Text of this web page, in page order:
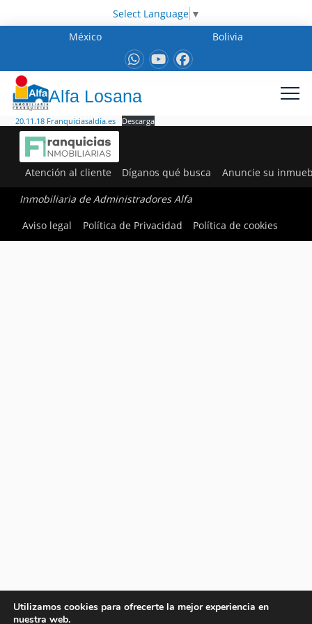
Select Language ▼
México
Bolivia
Alfa Losana
20.11.18 Franquiciasaldía.es Descarga
Atención al cliente Díganos qué busca Anuncie su
Inmobiliaria de Administradores Alfa
Aviso legal
Política de Privacidad Política de cookies
Utilizamos cookies para ofrecerte la mejor experiencia en
nuestra web.